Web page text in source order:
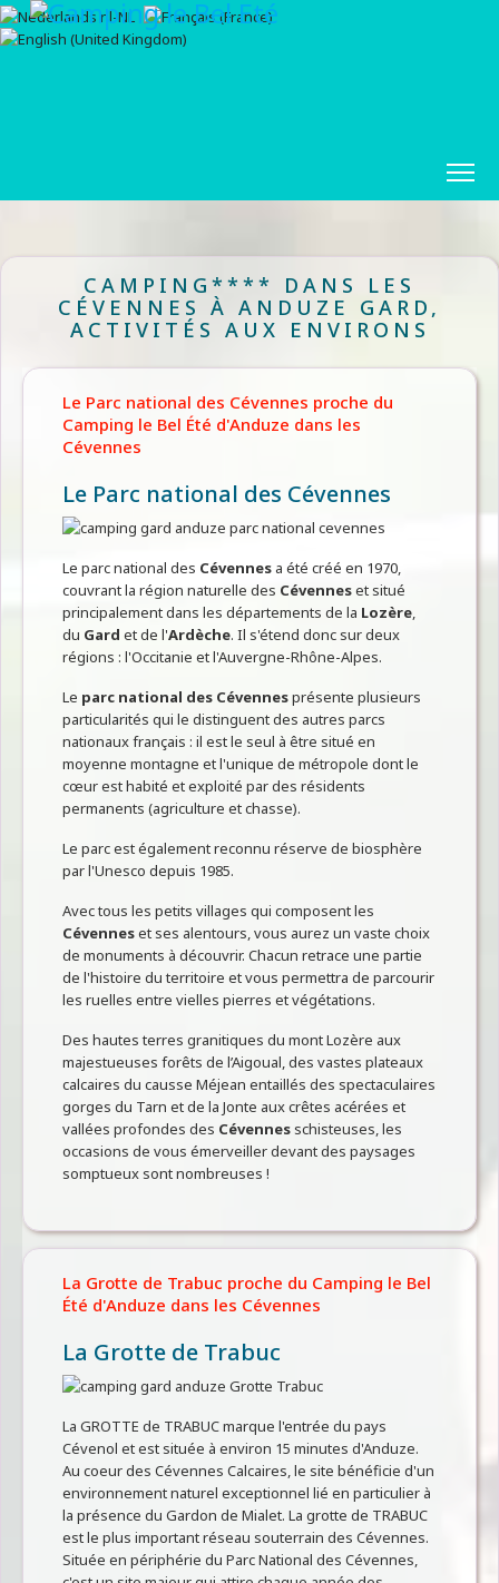
CAMPING**** DANS LES
CÉVENNES À ANDUZE GARD,
ACTIVITÉS AUX ENVIRONS
Le Parc national des Cévennes proche du
Camping le Bel Été d'Anduze dans les
Cévennes
Le Parc national des Cévennes
Le parc national des Cévennes a été créé en 1970,
couvrant la région naturelle des Cévenneset situé
principalement dans les départements de la Lozère,
du Gard et de l'Ardèche. Il s'étend donc sur deux
régions : l'Occitanie et l'Auvergne-Rhône-Alpes.
Le parc national des Cévennesprésente plusieurs
particularités qui le distinguent des autres parcs
nationaux français : il est le seul à être situé en
moyenne montagne et l'unique de métropole dont le
cœur est habité et exploité par des résidents
permanents (agriculture et chasse).
Le parc est également reconnu réserve de biosphère
par l'Unesco depuis 1985.
Avec tous les petits villages qui composent les
Cévenneset ses alentours, vous aurez un vaste choix
de monuments à découvrir. Chacun retrace une partie
de l'histoire du territoire et vous permettra de parcourir
les ruelles entre vielles pierres et végétations.
Des hautes terres granitiques du mont Lozère aux
majestueuses forêts de l’Aigoual, des vastes plateaux
calcaires du causse Méjean entaillés des spectaculaires
gorges du Tarn et de la Jonte aux crêtes acérées et
vallées profondes des Cévennes schisteuses, les
occasions de vous émerveiller devant des paysages
somptueux sont nombreuses !
La Grotte de Trabuc proche du Camping le Bel
Été d'Anduze dans les Cévennes
La Grotte de Trabuc
La GROTTE de TRABUC marque l'entrée du pays
Cévenol et est située à environ 15 minutes d'Anduze.
Au coeur des Cévennes Calcaires, le site bénéficie d'un
environnement naturel exceptionnel lié en particulier à
la présence du Gardon de Mialet. La grotte de TRABUC
est le plus important réseau souterrain des Cévennes.
Située en périphérie du Parc National des Cévennes,